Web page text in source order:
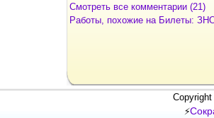
Смотреть все комментарии (21)
Работы, похожие на Билеты:
⚡